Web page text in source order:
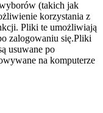
(takich jak
korzystania z
Pliki te umożliwiają
zalogowaniu się.Pliki
usuwane po
na komputerze